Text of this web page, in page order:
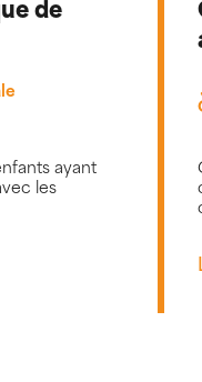
de
ayant
les